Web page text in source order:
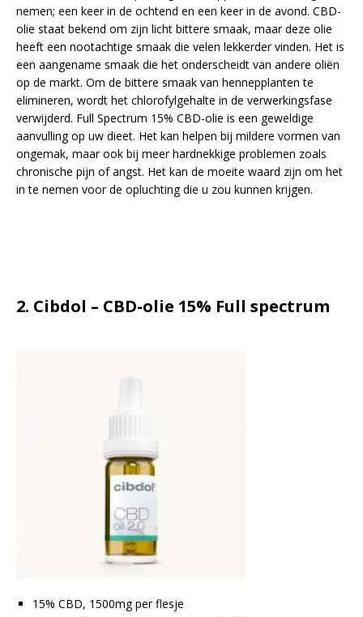
nemen; een keer in de ochtend en een keer in de avond. CBD-
olie staat bekend om zijn licht bittere smaak, maar deze olie
heeft een nootachtige smaak die velen lekkerder vinden. Het is
een aangename smaak die het onderscheidt van andere oliën
op de markt. Om de bittere smaak van hennepplanten te
elimineren, wordt het chlorofylgehalte in de verwerkingsfase
verwijderd. Full Spectrum 15% CBD-olie is een geweldige
aanvulling op uw dieet. Het kan helpen bij mildere vormen van
ongemak, maar ook bij meer hardnekkige problemen zoals
chronische pijn of angst. Het kan de moeite waard zijn om het
in te nemen voor de opluchting die u zou kunnen krijgen.
2. Cibdol – CBD-olie 15% Full spectrum
15% CBD, 1500mg per flesje